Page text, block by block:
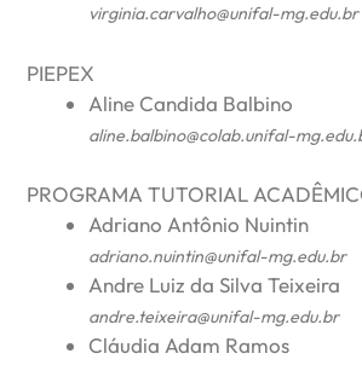
virginia.carvalho@unifal-mg.edu.br
PIEPEX
Aline Candida Balbino
aline.balbino@colab.unifal-
PROGRAMA TUTORIAL
Adriano Antônio Nuintin
adriano.nuintin@unifal-mg.edu.br
Andre Luiz da Silva Teixeira
andre.teixeira@unifal-mg.edu.br
Cláudia Adam Ramos